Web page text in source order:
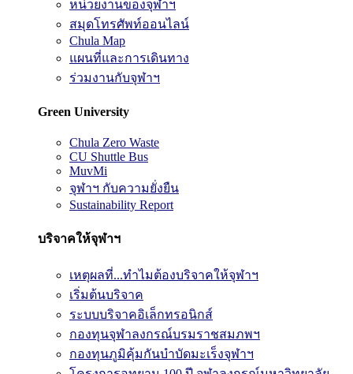
หน่วยงานของจุฬาฯ
สมุดโทรศัพท์ออนไลน์
Chula Map
แผนที่และการเดินทาง
ร่วมงานกับจุฬาฯ
Green University
Chula Zero Waste
CU Shuttle Bus
MuvMi
จุฬาฯ กับความยั่งยืน
Sustainability Report
บริจาคให้จุฬาฯ
เหตุผลที่...ทำไมต้องบริจาคให้จุฬาฯ
เริ่มต้นบริจาค
ระบบบริจาคอิเล็กทรอนิกส์
กองทุนจุฬาลงกรณ์บรมราชสมภพฯ
กองทุนภูมิคุ้มกันบำบัดมะเร็งจุฬาฯ